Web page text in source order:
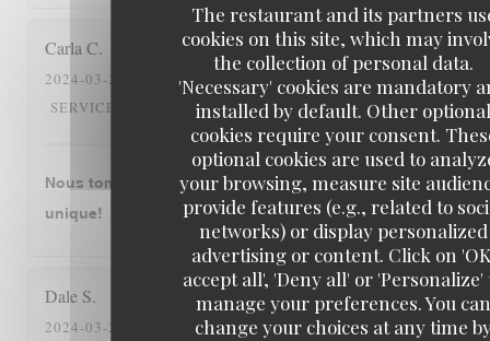
The restaurant and its partners
cookies on this site, which may
the collection of personal data.
'Necessary' cookies are mandatory
installed by default. Other
cookies require your consent.
optional cookies are used to
your browsing, measure site
provide features (e.g., related to
networks) or display personalized
advertising or content. Click on
accept all', 'Deny all' or 'Personalize'
manage your preferences. You
change your choices at any time
CarlaC
2024-03-28
- 19:00 - GUESTS 4
SERVICE
AMBIANCE: 5/5 FOOD: 5/5 VALUE: 5/5
Nous tombons amourex de cette restaurant. C‘est
unique!
Dale S
2024-03-26
- 12:30 - GUESTS 2